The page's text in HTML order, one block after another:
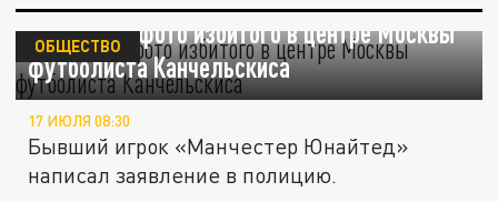
Появились фото избитого в центре Москвы
футболиста Канчельскиса
ОБЩЕСТВО
17 ИЮЛЯ 08:30
Бывший игрок «Манчестер Юнайтед»
написал заявление в полицию.